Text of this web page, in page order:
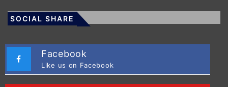
SOCIAL SHARE
Facebook
Like us on Facebook